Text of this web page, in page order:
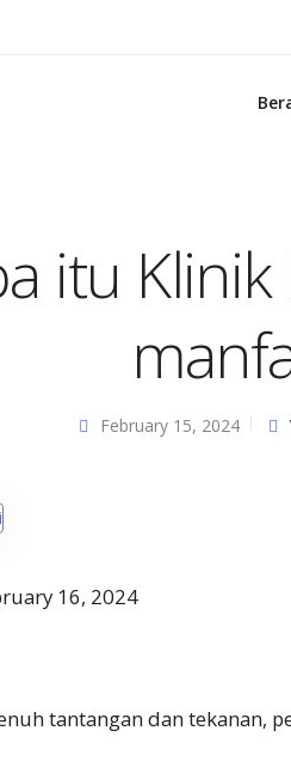
itu Klinik
February 15, 2024
16, 2024
tantangan dan tekanan,